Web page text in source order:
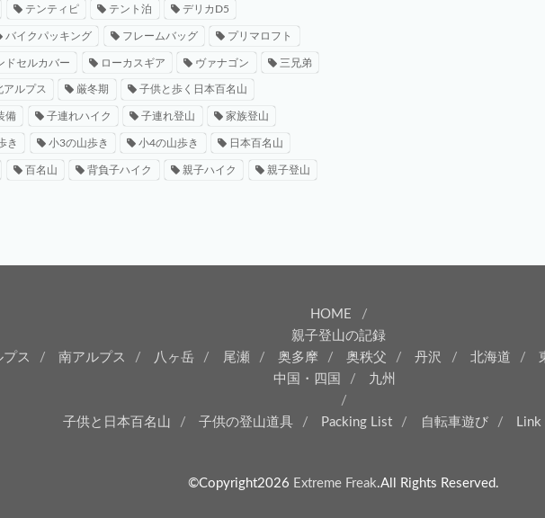
テンティピ テント泊 デリカD5
バイクパッキング フレームバッグ プリマロフト
ドセルカバー ローカスギア ヴァナゴン 三兄弟
アルプス 厳冬期 子供と歩く日本百名山
備 子連れハイク 子連れ登山 家族登山
き 小3の山歩き 小4の山歩き 日本百名山
百名山 背負子ハイク 親子ハイク 親子登山
HOME
親子登山の記録
プス 南アルプス 八ヶ岳 尾瀬 奥多摩 奥秩父 丹沢 北海道
中国・四国
九州
子供と日本百名山 子供の登山道具 Packing List 自転車遊び Link
©Copyright2026 Extreme Freak.All Rights Reserved.